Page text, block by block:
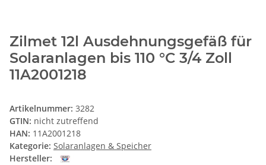
Zilmet 12l Ausdehnungsgefäß für
Solaranlagen bis 110 °C 3/4 Zoll
11A2001218
Artikelnummer: 3282
GTIN: nicht zutreffend
HAN: 11A2001218
Kategorie: Solaranlagen & Speicher
Hersteller: